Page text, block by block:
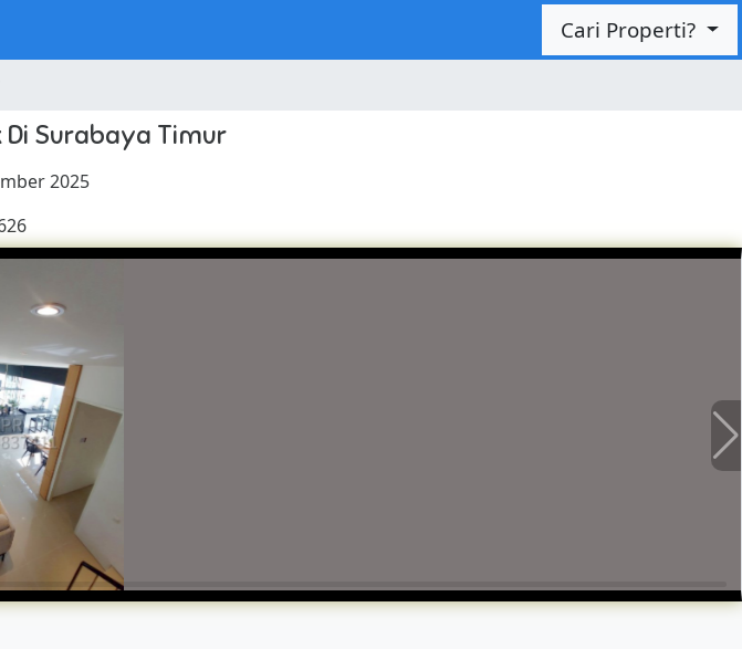
Cari Properti?
Surabaya Timur
2025